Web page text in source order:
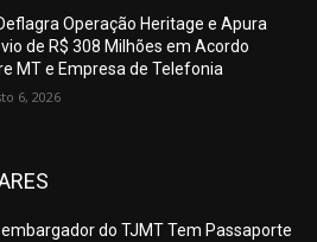
Operação Heritage e Apura
de R$ 308 Milhões em Acordo
MT e Empresa de Telefonia
6, 2026
do TJMT Tem Passaporte